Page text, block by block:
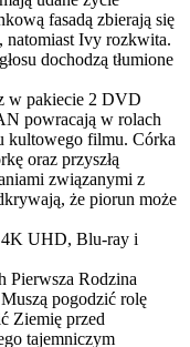
fasadą zbierają się
natomiast Ivy rozkwita.
dochodzą tłumione
w pakiecie 2 DVD
powracają w rolach
kultowego filmu. Córka
oraz przyszłą
związanymi z
że piorun może
4K UHD, Blu-ray i
Pierwsza Rodzina
pogodzić rolę
Ziemię przed
tajemniczym